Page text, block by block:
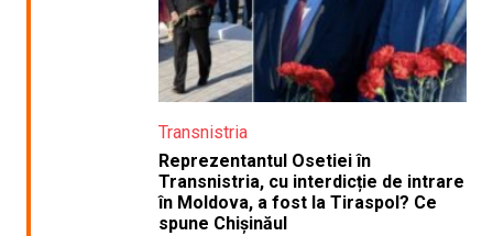
Transnistria
Reprezentantul Osetiei în
Transnistria, cu interdicție de intrare
în Moldova, a fost la Tiraspol? Ce
spune Chișinăul